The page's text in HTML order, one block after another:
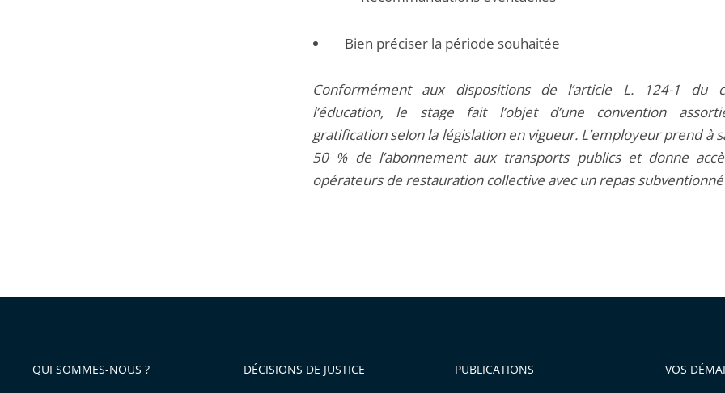
Bien préciser la période souhaitée
Conformément aux dispositions de l’article L. 124-1 du
l’éducation, le stage fait l’objet d’une convention
gratification selon la législation en vigueur. L’employeur prend à
50 % de l’abonnement aux transports publics et donne
opérateurs de restauration collective avec un repas subventionné
QUI SOMMES-NOUS ? DÉCISIONS DE JUSTICE PUBLICATIONS VOS